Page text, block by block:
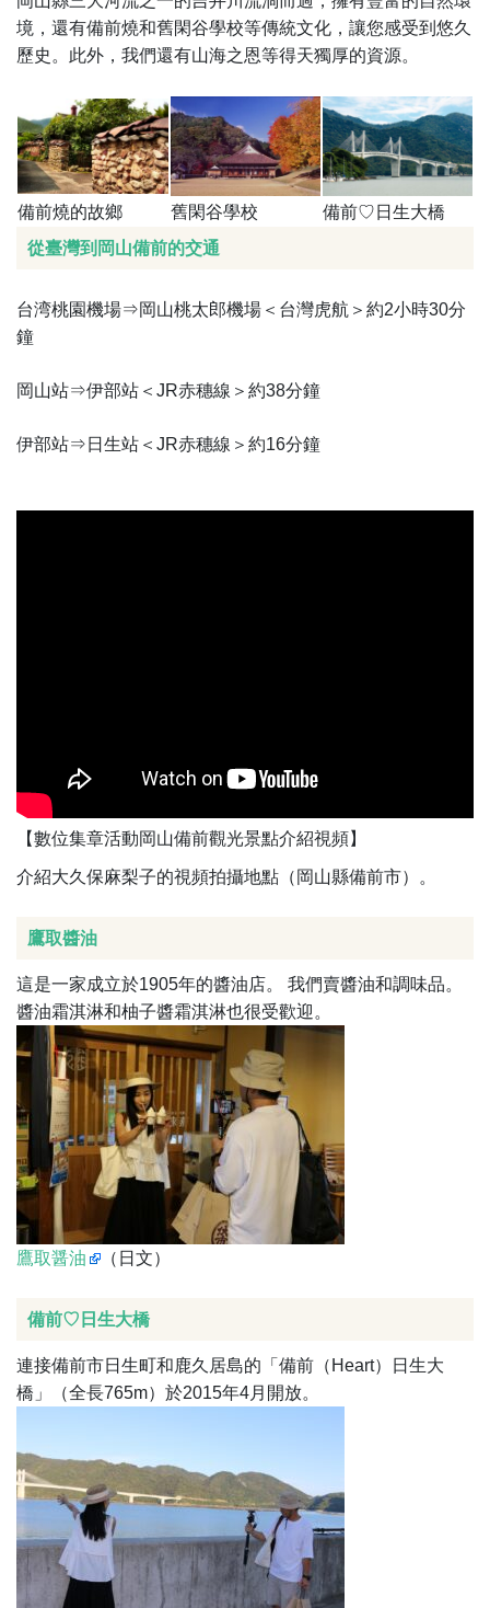
境，還有備前燒和舊閑谷學校等傳統文化，讓您感受到悠久
歷史。此外，我們還有山海之恩等得天獨厚的資源。
備前燒的故鄉 舊閑谷學校
備前♡日生大橋
從臺灣到岡山備前的交通
台湾桃園機場⇒岡山桃太郎機場＜台灣虎航＞約2小時30分
鐘
岡山站⇒伊部站＜JR赤穗線＞約38分鐘
伊部站⇒日生站＜JR赤穗線＞約16分鐘
【數位集章活動岡山備前觀光景點介紹視頻】
介紹大久保麻梨子的視頻拍攝地點（岡山縣備前市）。
鷹取醬油
這是一家成立於1905年的醬油店。 我們賣醬油和調味品。
醬油霜淇淋和柚子醬霜淇淋也很受歡迎。
鷹取醤油 （日文）
備前♡日生大橋
連接備前市日生町和鹿久居島的「備前（Heart）日生大
橋」（全長765m）於2015年4月開放。